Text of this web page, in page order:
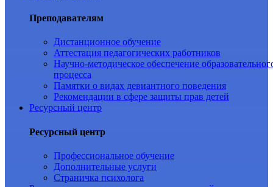
Преподавателям
Дистанционное обучение
Аттестация педагогических работников
Научно-методическое обеспечение
процесса
Памятки о видах девиантного поведения
Рекомендации в сфере защиты прав детей
Ресурсный центр
Ресурсный центр
Профессиональное обучение
Дополнительные услуги
Страничка психолога